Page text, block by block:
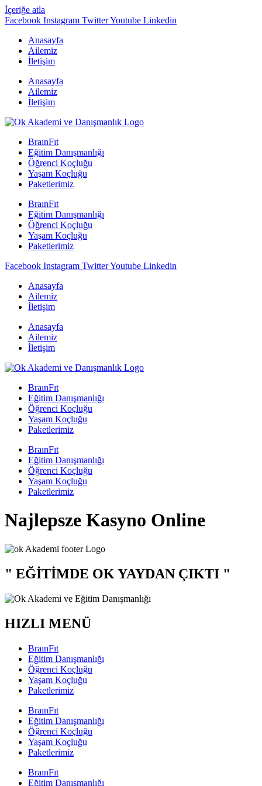
İçeriğe atla
Facebook Instagram TwitterYoutube Linkedin
Anasayfa
Ailemiz
İletişim
Anasayfa
Ailemiz
İletişim
BraınFıt
Eğitim Danışmanlığı
Öğrenci Koçluğu
Yaşam Koçluğu
Paketlerimiz
BraınFıt
Eğitim Danışmanlığı
Öğrenci Koçluğu
Yaşam Koçluğu
Paketlerimiz
Facebook Instagram TwitterYoutube Linkedin
Anasayfa
Ailemiz
İletişim
Anasayfa
Ailemiz
İletişim
BraınFıt
Eğitim Danışmanlığı
Öğrenci Koçluğu
Yaşam Koçluğu
Paketlerimiz
BraınFıt
Eğitim Danışmanlığı
Öğrenci Koçluğu
Yaşam Koçluğu
Paketlerimiz
Najlepsze Kasyno Online
" EĞİTİMDE OK YAYDAN ÇIKTI "
HIZLI MENÜ
BraınFıt
Eğitim Danışmanlığı
Öğrenci Koçluğu
Yaşam Koçluğu
Paketlerimiz
BraınFıt
Eğitim Danışmanlığı
Öğrenci Koçluğu
Yaşam Koçluğu
Paketlerimiz
BraınFıt
Eğitim Danışmanlığı